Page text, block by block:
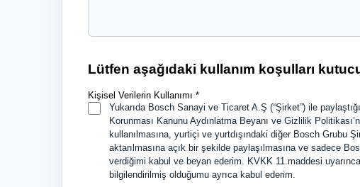
Lütfen aşağıdaki kullanım koşulları
Kişisel Verilerin Kullanımı *
Yukarıda Bosch Sanayi ve Ticaret A.Ş (“Şirket”) ile
Korunması Kanunu Aydınlatma Beyanı ve Gizlilik
kullanılmasına, yurtiçi ve yurtdışındaki diğer Bosch Grubu
aktarılmasına açık bir şekilde paylaşılmasına ve sadece
verdiğimi kabul ve beyan ederim. KVKK 11.maddesi
bilgilendirilmiş olduğumu ayrıca kabul ederim.